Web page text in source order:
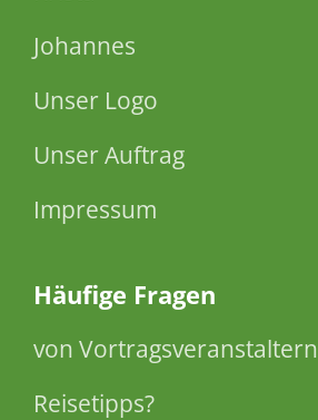
Johannes
Unser Logo
Unser Auftrag
Impressum
Häufige Fragen
von Vortragsveranstaltern
Reisetipps?